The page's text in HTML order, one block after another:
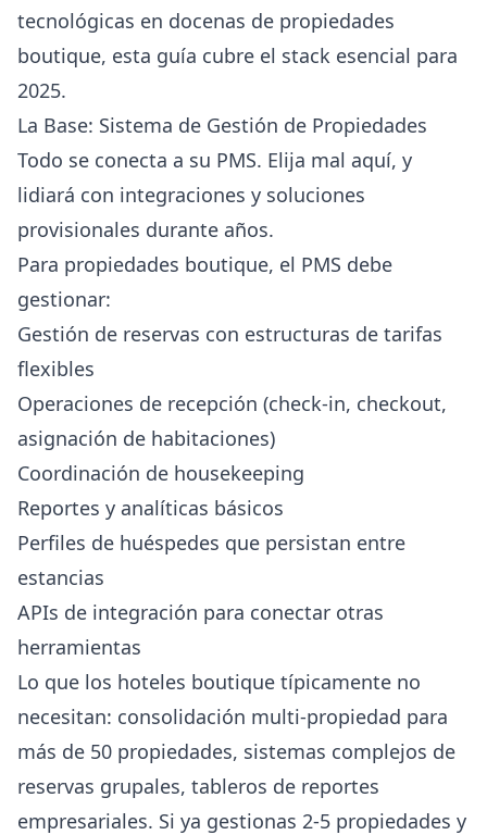
tecnológicas en docenas de propiedades
boutique, esta guía cubre el stack esencial para
2025.
La Base: Sistema de Gestión de Propiedades
Todo se conecta a su PMS. Elija mal aquí, y
lidiará con integraciones y soluciones
provisionales durante años.
Para propiedades boutique, el PMS debe
gestionar:
Gestión de reservas con estructuras de tarifas
flexibles
Operaciones de recepción (check-in, checkout,
asignación de habitaciones)
Coordinación de housekeeping
Reportes y analíticas básicos
Perfiles de huéspedes que persistan entre
estancias
APIs de integración para conectar otras
herramientas
Lo que los hoteles boutique típicamente no
necesitan: consolidación multi-propiedad para
más de 50 propiedades, sistemas complejos de
reservas grupales, tableros de reportes
empresariales. Si ya gestionas 2-5 propiedades y